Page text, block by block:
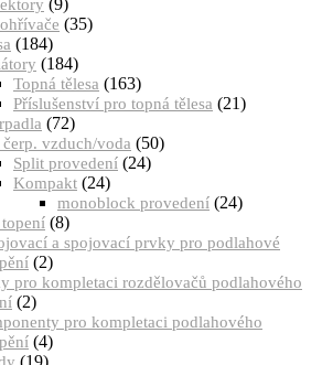
(9)
(35)
(184)
(184)
Topná tělesa (163)
Příslušenství pro topná tělesa (21)
(72)
čerp. vzduch/voda (50)
Split provedení (24)
Kompakt (24)
monoblock provedení (24)
(8)
a spojovací prvky pro podlahové
(2)
pro kompletaci rozdělovačů podlahového
(2)
pro kompletaci podlahového
(4)
(19)